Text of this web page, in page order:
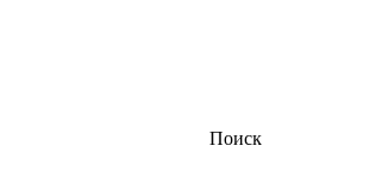
Поиск